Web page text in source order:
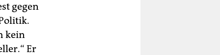
gegen
kein
Er